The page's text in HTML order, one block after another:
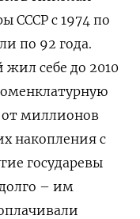
СССР с 1974 по
по 92 года.
себе до 2010
от миллионов
накопления с
государевы
– им